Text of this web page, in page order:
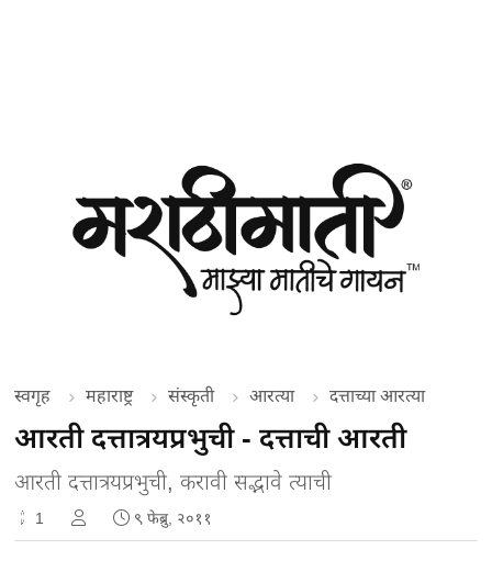
स्वगृह महाराष्ट्र संस्कृती आरत्या दत्ताच्या आरत्या
आरती दत्तात्रयप्रभुची - दत्ताची आरती
आरती दत्तात्रयप्रभुची, करावी सद्भावे त्याची
1 ९ फेब्रु, २०११